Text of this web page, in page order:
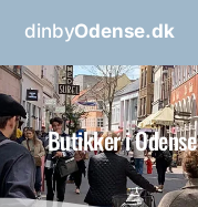
dinbyOdense.dk
Butikker i Odense